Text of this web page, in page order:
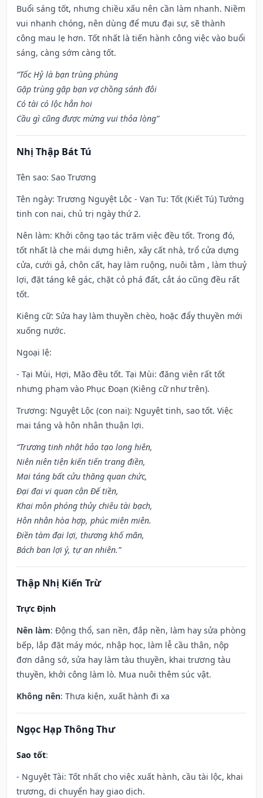
Buổi sáng tốt, nhưng chiều xấu nên cần làm nhanh. Niềm
vui nhanh chóng, nên dùng để mưu đại sự, sẽ thành
công mau lẹ hơn. Tốt nhất là tiến hành công việc vào buổi
sáng, càng sớm càng tốt.
“Tốc Hỷ là bạn trùng phùng
Gặp trùng gặp bạn vợ chồng sánh đôi
Có tài có lộc hẳn hoi
Cầu gì cũng được mừng vui thỏa lòng”
Nhị Thập Bát Tú
Tên sao: Sao Trương
Tên ngày: Trương Nguyệt Lộc - Vạn Tu: Tốt (Kiết Tú) Tướng
tinh con nai, chủ trị ngày thứ 2.
Nên làm: Khởi công tạo tác trăm việc đều tốt. Trong đó,
tốt nhất là che mái dựng hiên, xây cất nhà, trổ cửa dựng
cửa, cưới gả, chôn cất, hay làm ruộng, nuôi tằm , làm thuỷ
lợi, đặt táng kê gác, chặt cỏ phá đất, cắt áo cũng đều rất
tốt.
Kiêng cữ: Sửa hay làm thuyền chèo, hoặc đẩy thuyền mới
xuống nước.
Ngoại lệ:
- Tại Mùi, Hợi, Mão đều tốt. Tại Mùi: đăng viên rất tốt
nhưng phạm vào Phục Đoạn (Kiêng cữ như trên).
Trương: Nguyệt Lộc (con nai): Nguyệt tinh, sao tốt. Việc
mai táng và hôn nhân thuận lợi.
“Trương tinh nhật hảo tạo long hiên,
Niên niên tiện kiến tiến trang điền,
Mai táng bất cửu thăng quan chức,
Đại đại vi quan cận Đế tiền,
Khai môn phóng thủy chiêu tài bạch,
Hôn nhân hòa hợp, phúc miên miên.
Điền tàm đại lợi, thương khố mãn,
Bách ban lợi ý, tự an nhiên.”
Thập Nhị Kiến Trừ
Trực Định
Nên làm: Động thổ, san nền, đắp nền, làm hay sửa phòng
bếp, lắp đặt máy móc, nhập học, làm lễ cầu thân, nộp
đơn dâng sớ, sửa hay làm tàu thuyền, khai trương tàu
thuyền, khởi công làm lò. Mua nuôi thêm súc vật.
Không nên: Thưa kiện, xuất hành đi xa
Ngọc Hạp Thông Thư
Sao tốt:
- Nguyệt Tài: Tốt nhất cho việc xuất hành, cầu tài lộc, khai
trương, di chuyển hay giao dịch.